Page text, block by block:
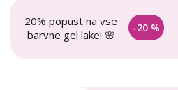
20% popust na vse
barvne gel lake! 🌸
-20 %